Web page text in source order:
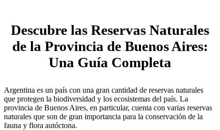
Descubre las Reservas Naturales
de la Provincia de Buenos Aires:
Una Guía Completa
Argentina es un país con una gran cantidad de reservas naturales
que protegen la biodiversidad y los ecosistemas del país. La
provincia de Buenos Aires, en particular, cuenta con varias reservas
naturales que son de gran importancia para la conservación de la
fauna y flora autóctona.